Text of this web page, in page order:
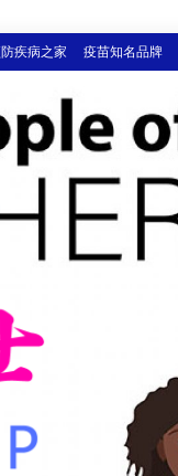
疾病之家 疫苗知名品牌